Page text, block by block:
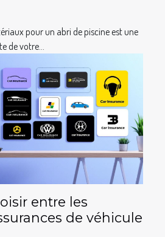
pour un abri de piscine est une
de votre...
entre les
de véhicule